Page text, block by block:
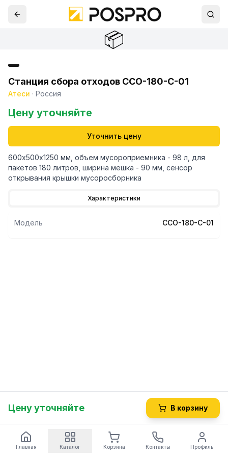
📦
Станция сбора отходов ССО-180-С-01
Атеси · Россия
Цену уточняйте
Уточнить цену
600х500х1250 мм, объем мусороприемника - 98 л, для
пакетов 180 литров, ширина мешка - 90 мм, сенсор
открывания крышки мусоросборника
Характеристики
Модель ССО-180-С-01
Цену уточняйте В корзину
Главная Каталог Корзина Контакты Профиль